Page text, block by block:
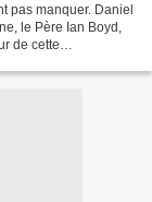
pas manquer. Daniel
le Père Ian Boyd,
de cette